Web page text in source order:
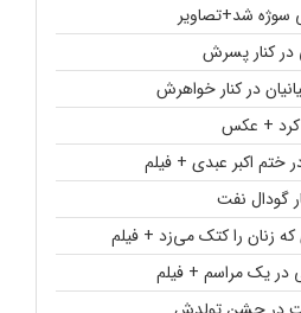
شد+تصاویر
در کنار پسرش
در کنار خواهرش
کرد + عکس
ختم اکبر عبدی + فیلم
گودال نفت
زنان را کتک می‌زد + فیلم
در یک مراسم + فیلم